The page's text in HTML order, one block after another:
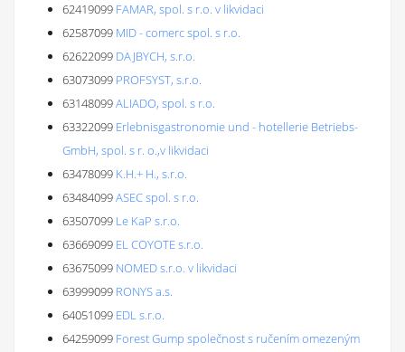
62419099 FAMAR, spol. s r.o. v likvidaci
62587099 MID - comerc spol. s r.o.
62622099 DAJBYCH, s.r.o.
63073099 PROFSYST, s.r.o.
63148099ALIADO, spol. s r.o.
63322099 Erlebnisgastronomie und - hotellerie Betriebs-
GmbH, spol. s r. o.,v likvidaci
63478099 K.H.+ H., s.r.o.
63484099ASEC spol. s r.o.
63507099 Le KaP s.r.o.
63669099 EL COYOTE s.r.o.
63675099 NOMED s.r.o. v likvidaci
63999099 RONYS a.s.
64051099 EDL s.r.o.
64259099 Forest Gump společnost s ručením omezeným